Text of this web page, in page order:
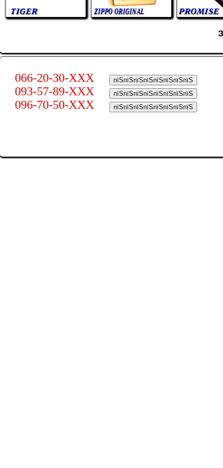
пїЅпїЅпїЅпїЅпїЅпїЅпїЅпїЅ
066-20-30-XXX
пїЅпїЅпїЅпїЅпїЅпїЅпїЅпїЅ
093-57-89-XXX
пїЅпїЅпїЅпїЅпїЅпїЅпїЅпїЅ
096-70-50-XXX